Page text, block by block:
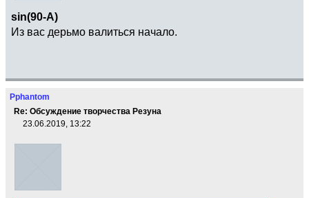
sin(90-A)
Из вас дерьмо валиться начало.
Pphantom
Re: Обсуждение творчества Резуна
23.06.2019, 13:22